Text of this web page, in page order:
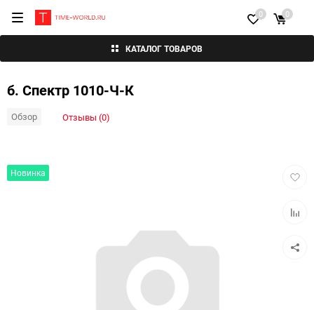
КАТАЛОГ ТОВАРОВ
0 0
б. Спектр 1010-Ч-К
Обзор Отзывы (0)
Новинка